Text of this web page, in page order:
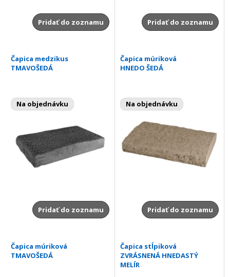
Pridať do zoznamu Pridať do zoznamu
Čapica medzikus
TMAVOŠEDÁ
Na objednávku
Pridať do zoznamu
Čapica múriková
HNEDO ŠEDÁ
Na objednávku
Pridať do zoznamu
Čapica múriková
TMAVOŠEDÁ
Čapica stĺpiková
ZVRÁSNENÁ HNEDASTÝ
MELÍR